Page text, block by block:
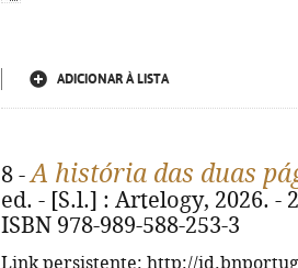
ADICIONAR À LISTA
8 -A história das duas
ed. - [S.l.] : Artelogy, 2026. -
ISBN 978-989-588-253-3
Link persistente: http://